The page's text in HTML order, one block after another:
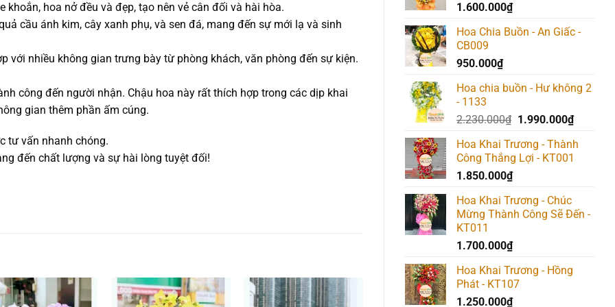
1.600.000₫
Hoa Chia Buồn - An Giấc -
CB009
950.000₫
Hoa chia buồn - Hư không 2
- 1133
2.230.000₫ Giá
là:
2.230.000₫.
1.990.000₫Giá
tại
Hoa Khai Trương - Thành
Công Thắng Lợi - KT001
1.850.000₫
Hoa Khai Trương - Chúc
Mừng Thành Công Sẽ Đến -
KT011
1.700.000₫
Hoa Khai Trương - Hồng
Phát - KT107
1.250.000₫
hoa nở đều và đẹp, tạo nên vẻ cân đối và hài hòa.
cầu ánh kim, cây xanh phụ, và sen đá, mang đến sự mới lạ và sinh
với nhiều không gian trưng bày từ phòng khách, văn phòng đến sự kiện.
công đến người nhận. Chậu hoa này rất thích hợp trong các dịp khai
gian thêm phần ấm cúng.
tư vấn nhanh chóng.
đến chất lượng và sự hài lòng tuyệt đối!